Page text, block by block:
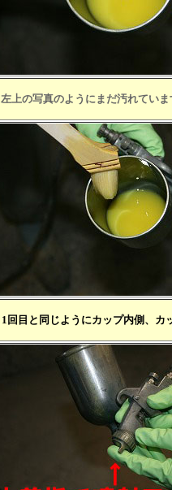
左上の写真のようにまだ汚れてい
1回目と同じようにカップ内側、カ